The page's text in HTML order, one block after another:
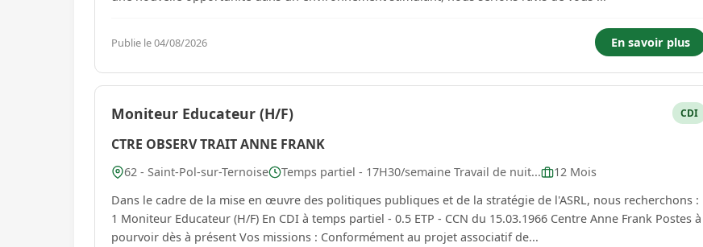
Publie le 04/08/2026 En savoir plus
Moniteur Educateur (H/F) CDI
CTRE OBSERV TRAIT ANNE FRANK
62 - Saint-Pol-sur-Ternoise Temps partiel - 17H30/semaine Travail de nuit...
12 Mois
Dans le cadre de la mise en œuvre des politiques publiques et de la stratégie de l'ASRL, nous recherchons :
1 Moniteur Educateur (H/F) En CDI à temps partiel - 0.5 ETP - CCN du 15.03.1966 Centre Anne Frank Postes à
pourvoir dès à présent Vos missions : Conformément au projet associatif de...